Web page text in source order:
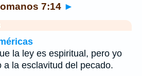
7:14 ►
la ley es espiritual, pero yo
a la esclavitud del pecado.